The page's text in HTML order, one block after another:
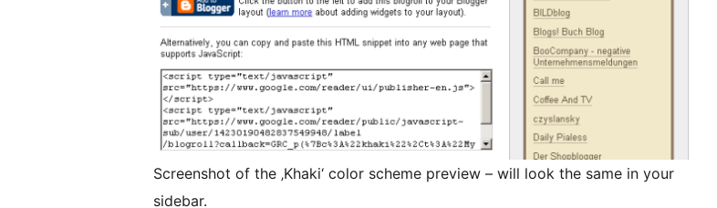
Screenshot of the ‚Khaki‘ color scheme preview – will look the same in your
sidebar.